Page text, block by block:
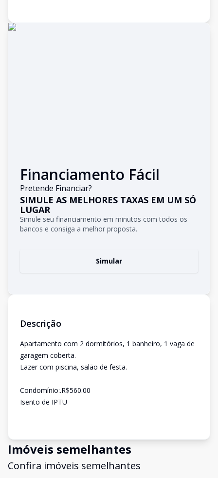
Financiamento Fácil
Pretende Financiar?
SIMULE AS MELHORES TAXAS EM UM SÓ
LUGAR
Simule seu financiamento em minutos com todos os
bancos e consiga a melhor proposta.
Simular
Descrição
Apartamento com 2 dormitórios, 1 banheiro, 1 vaga de
garagem coberta.
Lazer com piscina, salão de festa.
Condomínio:.R$560.00
Isento de IPTU
Imóveis semelhantes
Confira imóveis semelhantes